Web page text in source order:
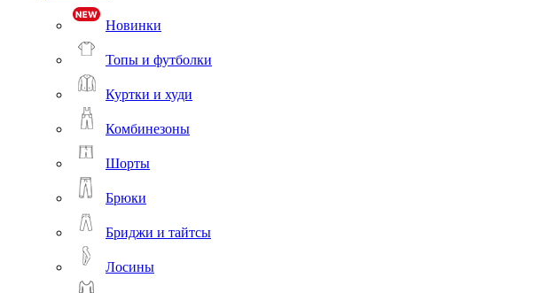
Новинки
Топы и футболки
Куртки и худи
Комбинезоны
Шорты
Брюки
Бриджи и тайтсы
Лосины